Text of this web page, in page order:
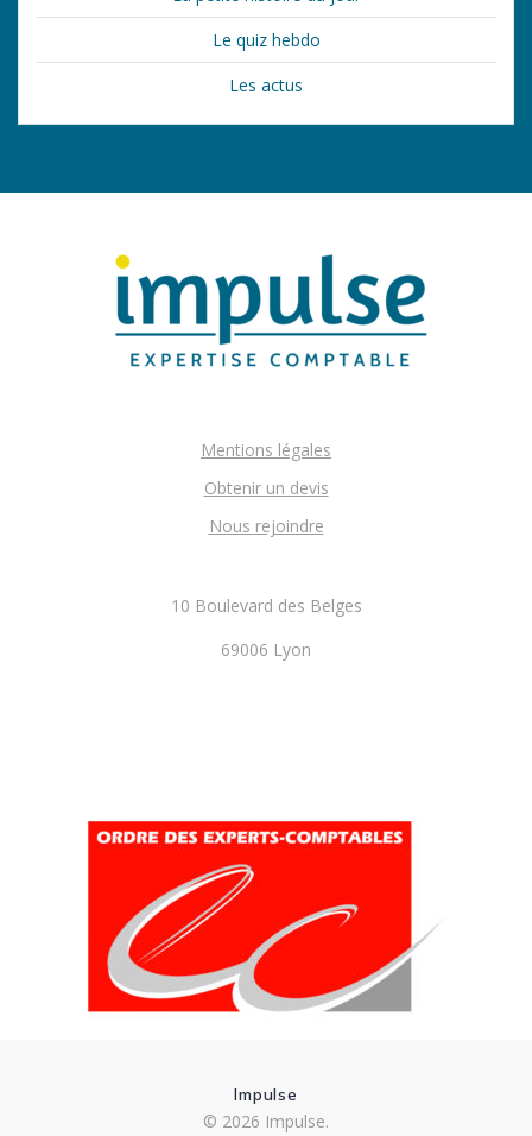
Le quiz hebdo
Les actus
Mentions légales
Obtenir un devis
Nous rejoindre
10 Boulevard des Belges
69006 Lyon
Impulse
© 2026 Impulse.